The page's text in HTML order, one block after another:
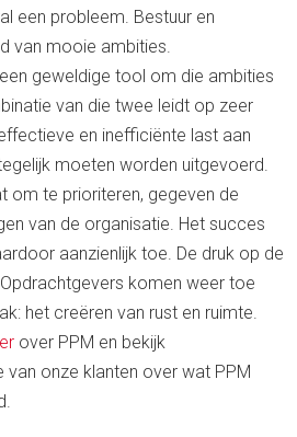
een probleem. Bestuur en
van mooie ambities.
geweldige tool om die ambities
van die twee leidt op zeer
en inefficiënte last aan
moeten worden uitgevoerd.
om te prioriteren, gegeven de
van de organisatie. Het succes
aanzienlijk toe. De druk op de
komen weer toe
het creëren van rust en ruimte.
over PPM en bekijk
van onze klanten over wat PPM